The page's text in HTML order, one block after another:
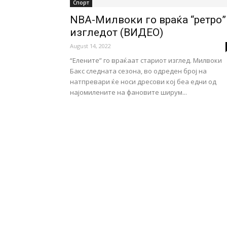
Спорт
NBA-Милвоки го враќа “ретро”
изгледот (ВИДЕО)
August 14, 2022
“Елените” го враќаат стариот изглед. Милвоки
Бакс следната сезона, во одреден број на
натпревари ќе носи дресови кој беа едни од
најомилените на фановите ширум...